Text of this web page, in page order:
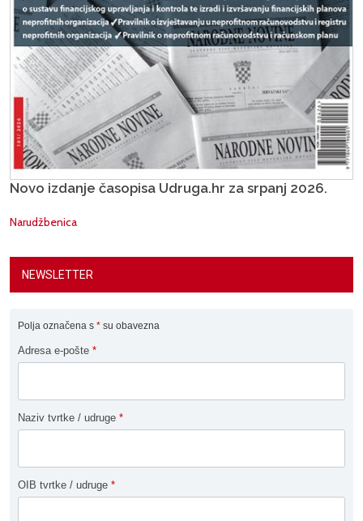
Novo izdanje časopisa Udruga.hr za srpanj 2026.
Narudžbenica
NEWSLETTER
Polja označena s * su obavezna
Adresa e-pošte *
Naziv tvrtke / udruge *
OIB tvrtke / udruge *